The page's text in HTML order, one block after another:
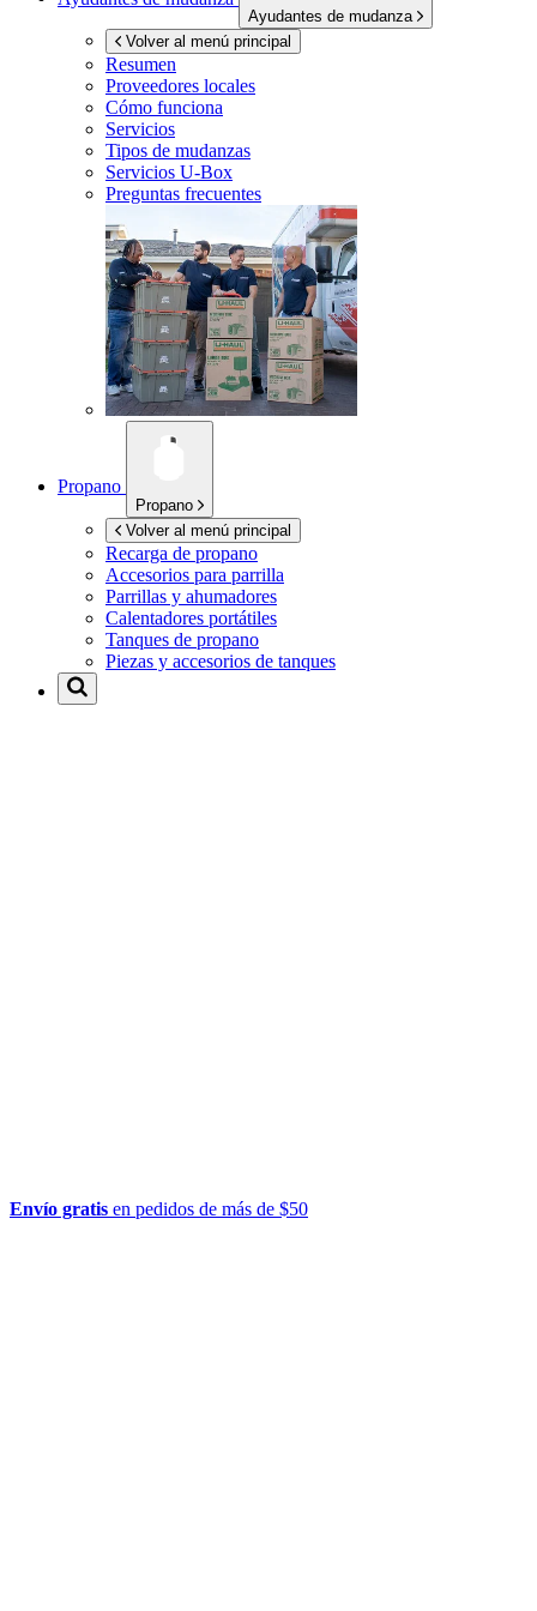
Ayudantes de mudanza
Volver al menú principal
Resumen
Proveedores locales
Cómo funciona
Servicios
Tipos de mudanzas
Servicios U-Box
Preguntas frecuentes
Propano
Propano
Volver al menú principal
Recarga de propano
Accesorios para parrilla
Parrillas y ahumadores
Calentadores portátiles
Tanques de propano
Piezas y accesorios de tanques
Envío gratis en pedidos de más de $50